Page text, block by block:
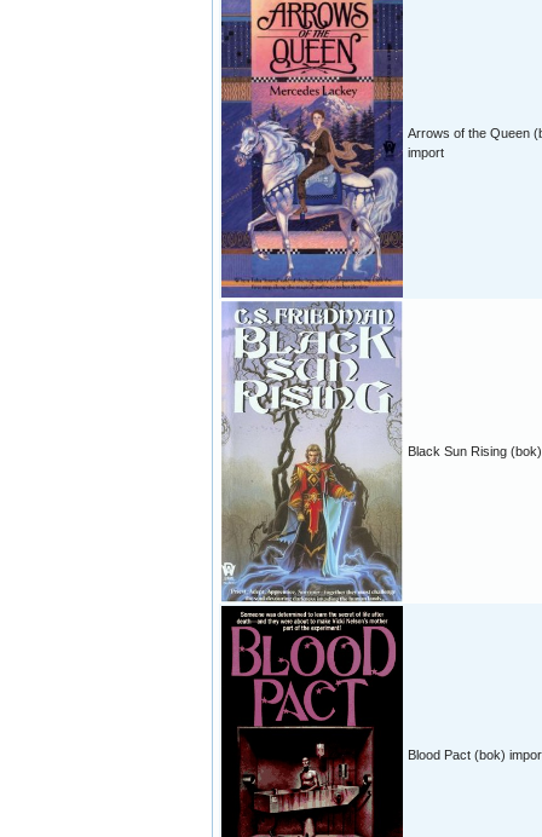
Arrows of the Queen
import
Black Sun Rising
Blood Pact (bok)